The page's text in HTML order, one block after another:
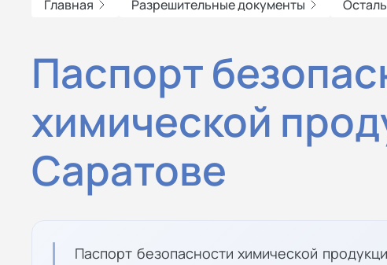
Главная Разрешительные документы
Паспорт
химической
Саратове
Паспорт безопасности химической